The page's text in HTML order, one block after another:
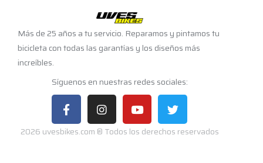
Más de 25 años a tu servicio. Reparamos y pintamos tu
bicicleta con todas las garantías y los diseños más
increíbles.
Síguenos en nuestras redes sociales:
2026 uvesbikes.com ® Todos los derechos reservados